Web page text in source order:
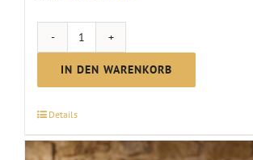
Grillpaket
Menge
IN DEN WARENKORB
Details